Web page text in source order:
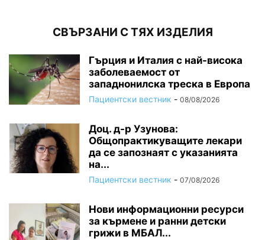
СВЪРЗАНИ С ТЯХ ИЗДЕЛИЯ
Гърция и Италия с най-висока
заболеваемост от
западнонилска треска в Европа
Пациентски вестник - 08/08/2026
Доц. д-р Узунова:
Общопрактикуващите лекари
да се запознаят с указанията
на...
Пациентски вестник - 07/08/2026
Нови информационни ресурси
за кърмене и ранни детски
грижи в МБАЛ...